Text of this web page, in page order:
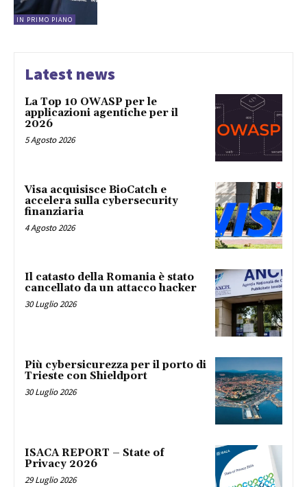
IN PRIMO PIANO
Latest news
La Top 10 OWASP per le
applicazioni agentiche per il
2026
5 Agosto 2026
Visa acquisisce BioCatch e
accelera sulla cybersecurity
finanziaria
4 Agosto 2026
Il catasto della Romania è stato
cancellato da un attacco hacker
30 Luglio 2026
Più cybersicurezza per il porto di
Trieste con Shieldport
30 Luglio 2026
ISACA REPORT – State of
Privacy 2026
29 Luglio 2026